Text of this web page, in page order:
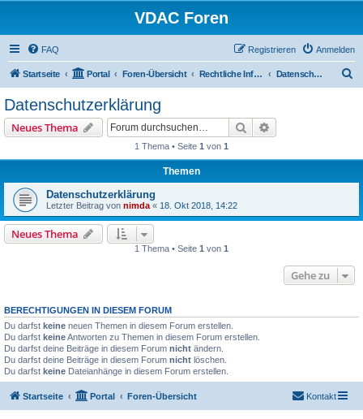
VDAC Foren
FAQ Anmelden
Registrieren
Startseite Portal Foren-Übersicht Rechtliche Informationen Datenschutzerklärung
Datenschutzerklärung
Neues Thema Suche
1 Thema • Seite 1 von 1
Themen
Datenschutzerklärung
Letzter Beitrag von nimda « 18. Okt 2018, 14:22
Neues Thema
1 Thema • Seite 1 von 1
Gehe zu
BERECHTIGUNGEN IN DIESEM FORUM
Du darfst keine neuen Themen in diesem Forum erstellen.
Du darfst keineAntworten zu Themen in diesem Forum erstellen.
Du darfst deine Beiträge in diesem Forum nicht ändern.
Du darfst deine Beiträge in diesem Forum nicht löschen.
Du darfst keine Dateianhänge in diesem Forum erstellen.
Startseite Portal Foren-Übersicht Kontakt